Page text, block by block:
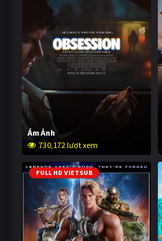
Ám Ảnh
730,172 lượt xem
FULL HD VIETSUB